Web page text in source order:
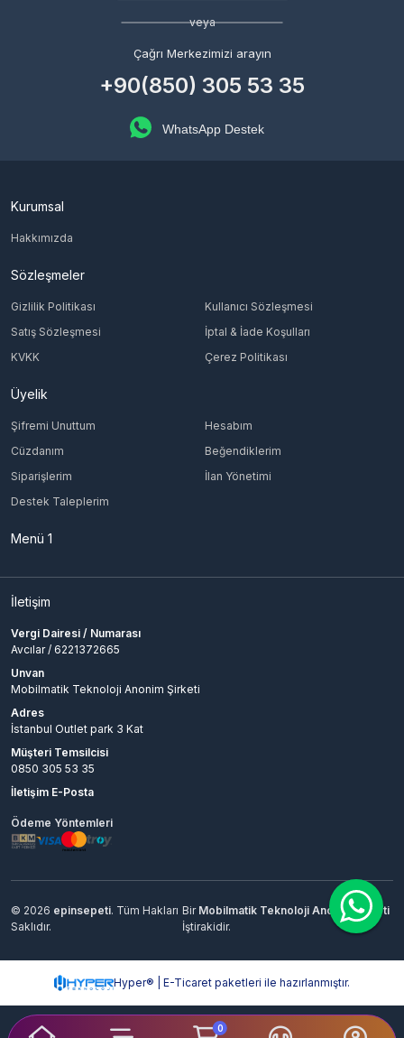
0
veya
Çağrı Merkezimizi arayın
+90(850) 305 53 35
WhatsApp Destek
Kurumsal
Hakkımızda
Sözleşmeler
Gizlilik Politikası
Kullanıcı Sözleşmesi
Satış Sözleşmesi
İptal & İade Koşulları
KVKK
Çerez Politikası
Üyelik
Şifremi Unuttum
Hesabım
Cüzdanım
Beğendiklerim
Siparişlerim
İlan Yönetimi
Destek Taleplerim
Menü 1
İletişim
Vergi Dairesi / Numarası
Avcılar / 6221372665
Unvan
Mobilmatik Teknoloji Anonim Şirketi
Adres
İstanbul Outlet park 3 Kat
Müşteri Temsilcisi
0850 305 53 35
İletişim E-Posta
Ödeme Yöntemleri
© 2026 epinsepeti. Tüm Hakları
Saklıdır.
Bir Mobilmatik Teknoloji Anonim Şirketi
İştirakidir.
Hyper® | E-Ticaret paketleri ile hazırlanmıştır.